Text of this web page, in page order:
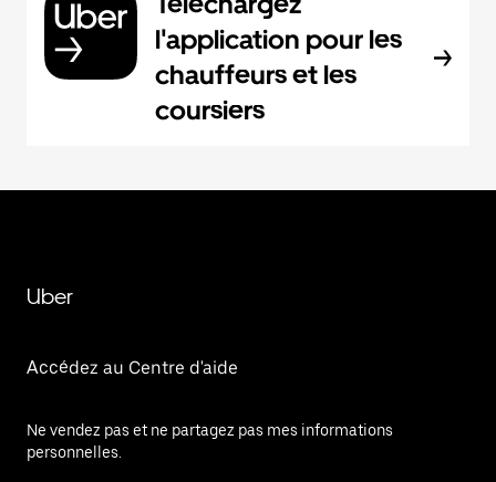
l'application pour les
chauffeurs et les
coursiers
Uber
Accédez au Centre d'aide
Ne vendez pas et ne partagez pas mes informations
personnelles.